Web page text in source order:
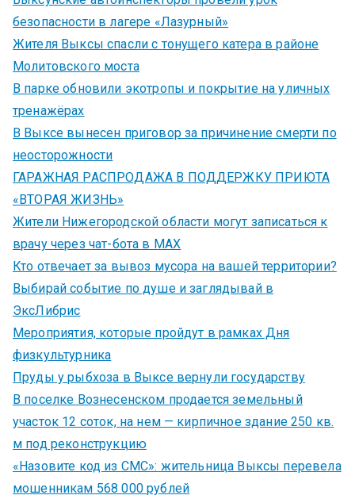
безопасности в лагере «Лазурный»
Жителя Выксы спасли с тонущего катера в районе
Молитовского моста
В парке обновили экотропы и покрытие на уличных
тренажёрах
В Выксе вынесен приговор за причинение смерти по
неосторожности
ГАРАЖНАЯ РАСПРОДАЖА В ПОДДЕРЖКУ ПРИЮТА
«ВТОРАЯ ЖИЗНЬ»
Жители Нижегородской области могут записаться к
врачу через чат-бота в MAX
Кто отвечает за вывоз мусора на вашей территории?
Выбирай событие по душе и заглядывай в
ЭксЛибрис
Мероприятия, которые пройдут в рамках Дня
физкультурника
Пруды у рыбхоза в Выксе вернули государству
В поселке Вознесенском продается земельный
участок 12 соток, на нем — кирпичное здание 250 кв.
м под реконструкцию
«Назовите код из СМС»: жительница Выксы перевела
мошенникам 568 000 рублей